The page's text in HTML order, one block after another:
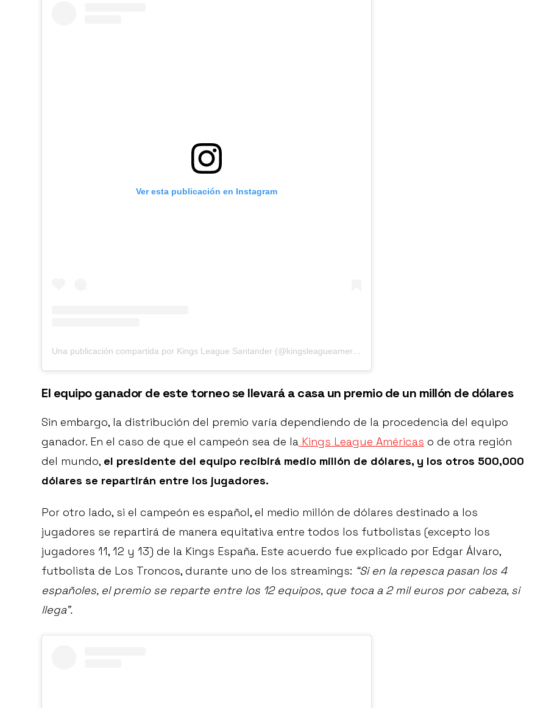
Ver esta publicación en Instagram
Una publicación compartida por Kings League Santander (@kingsleagueamericas)
El equipo ganador de este torneo se llevará a casa un premio de un millón de dólares
Sin embargo, la distribución del premio varía dependiendo de la procedencia del equipo
ganador. En el caso de que el campeón sea de la Kings League Américas o de otra región
del mundo, el presidente del equipo recibirá medio millón de dólares, y los otros 500,000
dólares se repartirán entre los jugadores.
Por otro lado, si el campeón es español, el medio millón de dólares destinado a los
jugadores se repartirá de manera equitativa entre todos los futbolistas (excepto los
jugadores 11, 12 y 13) de la Kings España. Este acuerdo fue explicado por Edgar Álvaro,
futbolista de Los Troncos, durante uno de los streamings: “Si en la repesca pasan los 4
españoles, el premio se reparte entre los 12 equipos, que toca a 2 mil euros por cabeza, si
llega”.